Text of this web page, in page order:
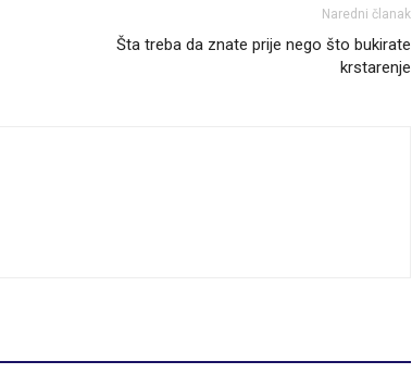
Naredni članak
Šta treba da znate prije nego što bukirate
krstarenje